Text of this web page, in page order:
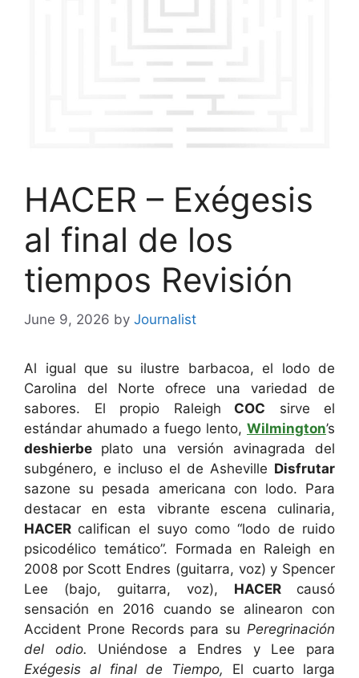
HACER – Exégesis
al final de los
tiempos Revisión
June 9, 2026 by Journalist
Al igual que su ilustre barbacoa, el lodo de
Carolina del Norte ofrece una variedad de
sabores. El propio Raleigh COC sirve el
estándar ahumado a fuego lento, Wilmington’s
deshierbe plato una versión avinagrada del
subgénero, e incluso el de Asheville Disfrutar
sazone su pesada americana con lodo. Para
destacar en esta vibrante escena culinaria,
HACER califican el suyo como “lodo de ruido
psicodélico temático”. Formada en Raleigh en
2008 por Scott Endres (guitarra, voz) y Spencer
Lee (bajo, guitarra, voz), HACER causó
sensación en 2016 cuando se alinearon con
Accident Prone Records para su Peregrinación
del odio. Uniéndose a Endres y Lee para
Exégesis al final de
Tiempo, El cuarto larga